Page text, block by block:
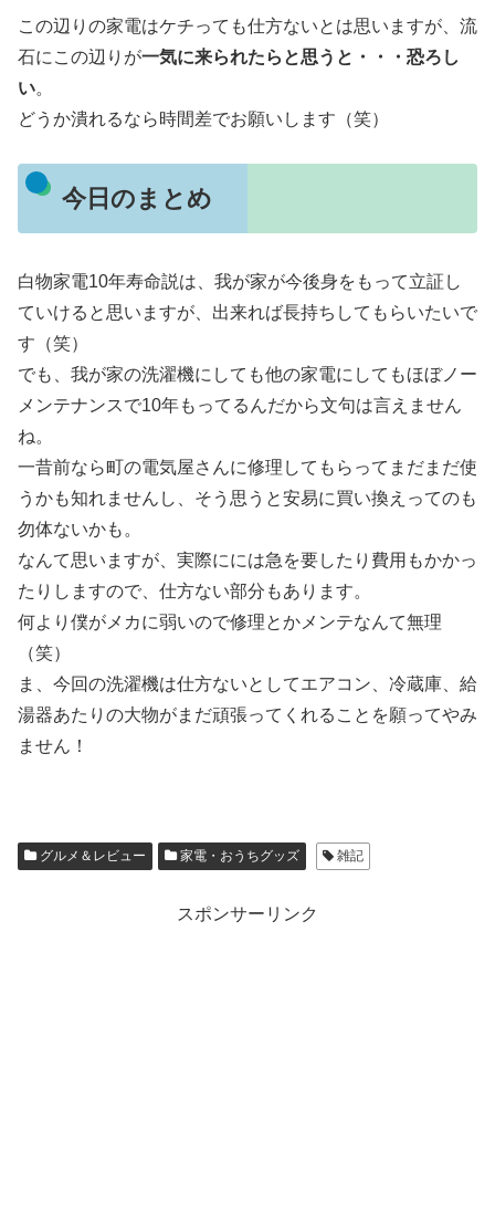
この辺りの家電はケチっても仕方ないとは思いますが、流
石にこの辺りが一気に来られたらと思うと・・・恐ろし
い。
どうか潰れるなら時間差でお願いします（笑）
今日のまとめ
白物家電10年寿命説は、我が家が今後身をもって立証し
ていけると思いますが、出来れば長持ちしてもらいたいで
す（笑）
でも、我が家の洗濯機にしても他の家電にしてもほぼノー
メンテナンスで10年もってるんだから文句は言えません
ね。
一昔前なら町の電気屋さんに修理してもらってまだまだ使
うかも知れませんし、そう思うと安易に買い換えってのも
勿体ないかも。
なんて思いますが、実際にには急を要したり費用もかかっ
たりしますので、仕方ない部分もあります。
何より僕がメカに弱いので修理とかメンテなんて無理
（笑）
ま、今回の洗濯機は仕方ないとしてエアコン、冷蔵庫、給
湯器あたりの大物がまだ頑張ってくれることを願ってやみ
ません！
グルメ＆レビュー 家電・おうちグッズ 雑記
スポンサーリンク